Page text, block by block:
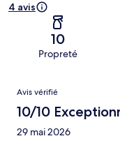
4 avis
10
Propreté
Avis
Avis vérifié
10/10
29 mai 2026